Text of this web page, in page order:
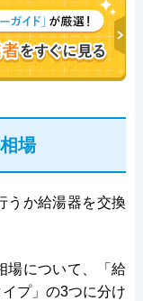
場
うか給湯器を交換
場について、「給
プ」の3つに分け